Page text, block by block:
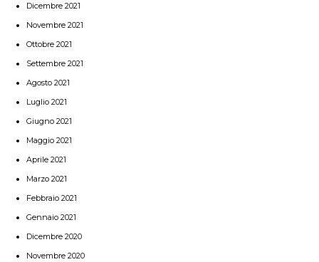
Dicembre 2021
Novembre 2021
Ottobre 2021
Settembre 2021
Agosto 2021
Luglio 2021
Giugno 2021
Maggio 2021
Aprile 2021
Marzo 2021
Febbraio 2021
Gennaio 2021
Dicembre 2020
Novembre 2020